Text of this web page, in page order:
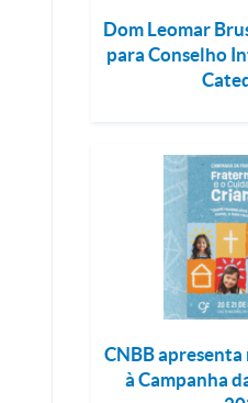
Dom Leomar
para Conselho
CNBB
à Campanha